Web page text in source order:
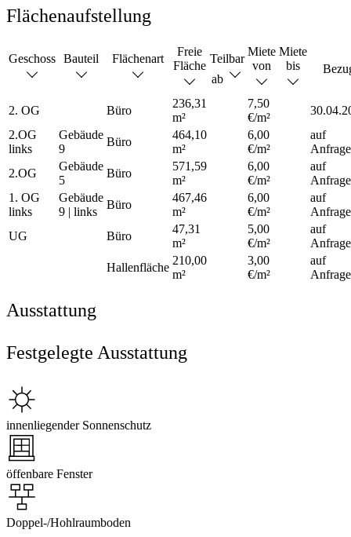
Flächenaufstellung
Geschoss Bauteil Flächenart
Freie
Fläche
Teilbar
ab
Miete
von
Miete
bis
2. OG Büro
236,31
m²
7,50
€/m²
2.OG
links
Gebäude
9
Büro
464,10
m²
6,00
€/m²
auf
Anfrage
2.OG
Gebäude
5
Büro
571,59
m²
6,00
€/m²
auf
Anfrage
1. OG
links
Gebäude
9 | links
Büro
467,46
m²
6,00
€/m²
auf
Anfrage
UG
Büro
47,31
m²
5,00
€/m²
auf
Anfrage
Hallenfläche
210,00
m²
3,00
€/m²
auf
Anfrage
Ausstattung
Festgelegte Ausstattung
innenliegender Sonnenschutz
öffenbare Fenster
Doppel-/Hohlraumboden